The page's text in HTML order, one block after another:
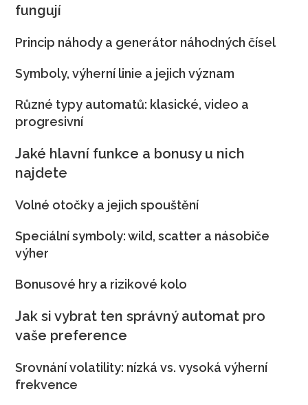
fungují
Princip náhody a generátor náhodných čísel
Symboly, výherní linie a jejich význam
Různé typy automatů: klasické, video a
progresivní
Jaké hlavní funkce a bonusy u nich
najdete
Volné otočky a jejich spouštění
Speciální symboly: wild, scatter a násobiče
výher
Bonusové hry a rizikové kolo
Jak si vybrat ten správný automat pro
vaše preference
Srovnání volatility: nízká vs. vysoká výherní
frekvence